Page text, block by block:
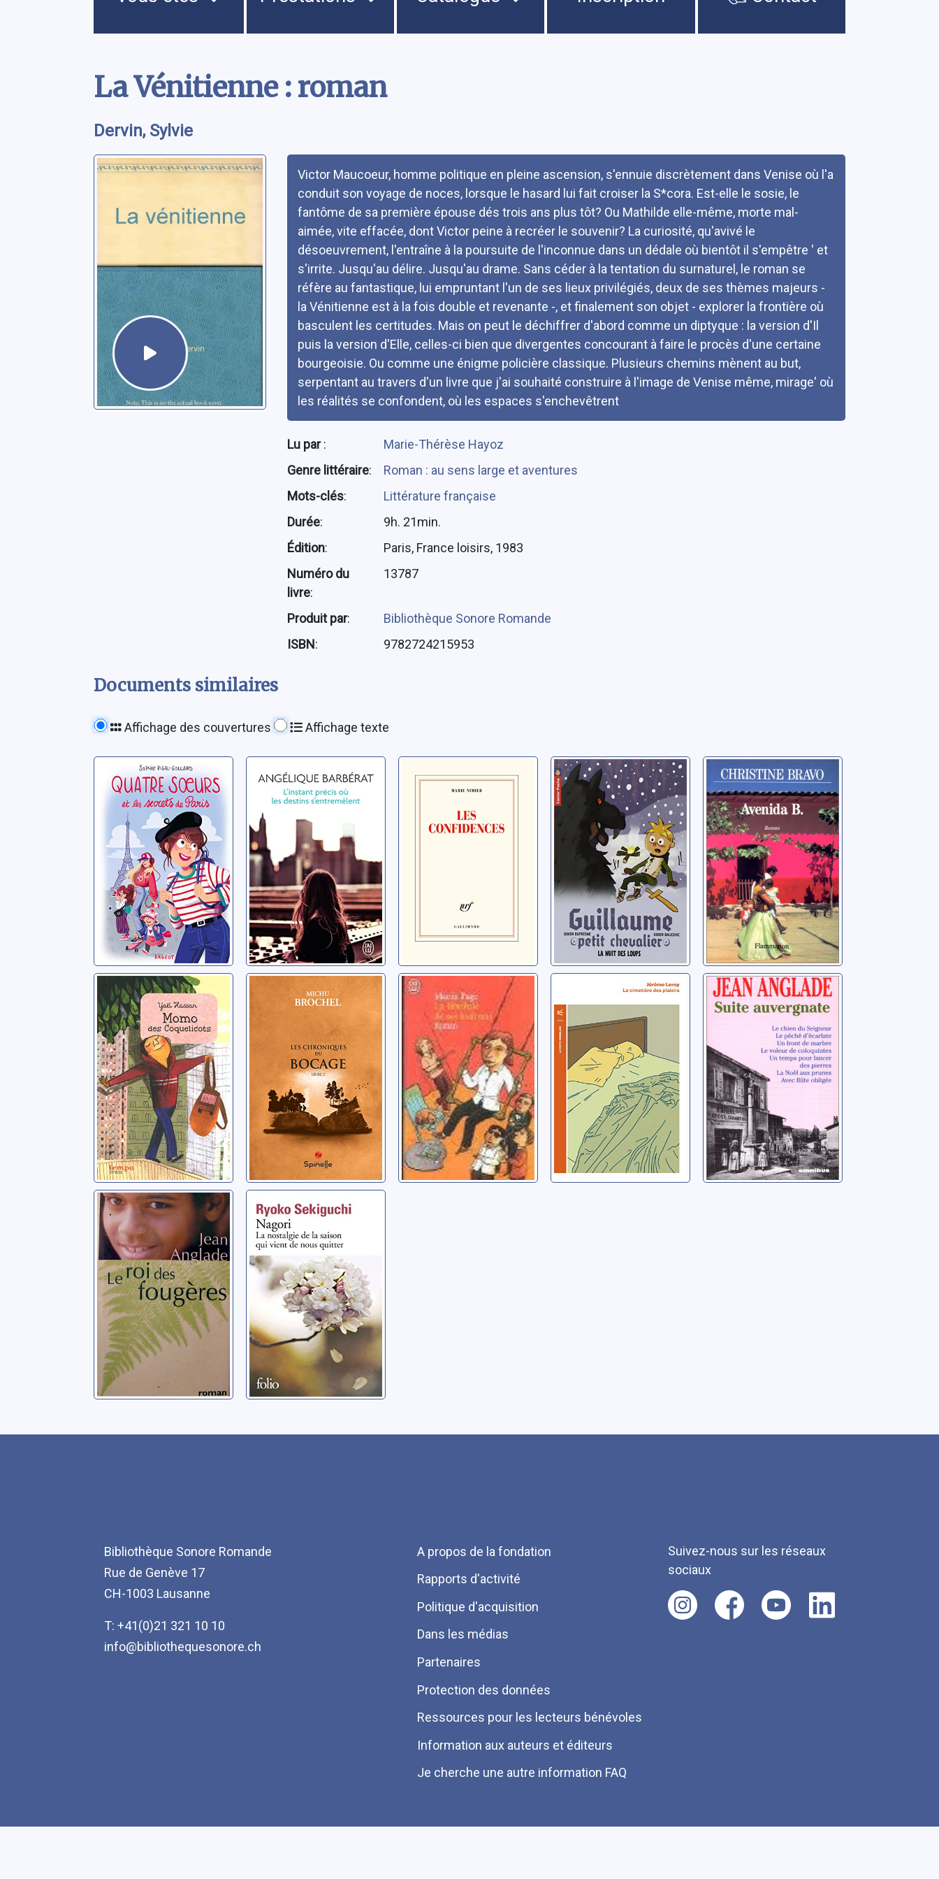
La Vénitienne : roman
Dervin, Sylvie
Victor Maucoeur, homme politique en pleine ascension, s'ennuie discrètement dans Venise où l'a
conduit son voyage de noces, lorsque le hasard lui fait croiser la S*cora. Est-elle le sosie, le
fantôme de sa première épouse dés trois ans plus tôt? Ou Mathilde elle-même, morte mal-
aimée, vite effacée, dont Victor peine à recréer le souvenir? La curiosité, qu'avivé le
désoeuvrement, l'entraîne à la poursuite de l'inconnue dans un dédale où bientôt il s'empêtre ' et
s'irrite. Jusqu'au délire. Jusqu'au drame. Sans céder à la tentation du surnaturel, le roman se
réfère au fantastique, lui empruntant l'un de ses lieux privilégiés, deux de ses thèmes majeurs -
la Vénitienne est à la fois double et revenante -, et finalement son objet - explorer la frontière où
basculent les certitudes. Mais on peut le déchiffrer d'abord comme un diptyque : la version d'Il
puis la version d'Elle, celles-ci bien que divergentes concourant à faire le procès d'une certaine
bourgeoisie. Ou comme une énigme policière classique. Plusieurs chemins mènent au but,
serpentant au travers d'un livre que j'ai souhaité construire à l'image de Venise même, mirage' où
les réalités se confondent, où les espaces s'enchevêtrent
Lu par:
Marie-Thérèse Hayoz
Genre littéraire:
Roman : au sens large et aventures
Mots-clés:
Littérature française
Durée:
9h. 21min.
Édition:
Paris, France loisirs, 1983
Numéro du
livre:
13787
Produit par:
Bibliothèque Sonore Romande
ISBN: 9782724215953
Documents similaires
Affichage des couvertures Affichage texte
Quatre soeurs et
les secrets de
Paris
Rigal-Goulard, Sophie
L'instant précis
où les destins
s'entremêlent
Barbérat, Angélique
Les confidences
Nimier, Marie
[Guillaume petit
chevalier]: [03]:
La nuit des loups
Dufresne, Didier
Avenida B.
Bravo, Christine
Momo des
Coquelicots
Hassan, Yaël
Les chroniques
du bocage: 02
Brochel, Michu
La libellule de
ses huit ans
Page, Martin
Le cimetière des
plaisirs
Leroy, Jérôme
Suite auvergnate
Anglade, Jean
Le roi des
fougères
Anglade, Jean
Nagori: la
nostalgie de la
saison qui vient
de nous quitter
Sekiguchi, Ryôko
Bibliothèque Sonore Romande
Rue de Genève 17
CH-1003 Lausanne
T: +41(0)21 321 10 10
info@bibliothequesonore.ch
Menu
Pied
de
page
A propos de la fondation
Rapports d'activité
Politique d'acquisition
Dans les médias
Partenaires
Protection des données
Ressources pour les lecteurs bénévoles
Information aux auteurs et éditeurs
Je cherche une autre information FAQ
Suivez-nous sur les réseaux
sociaux